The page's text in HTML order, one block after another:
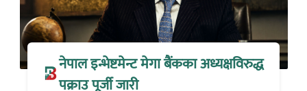
नेपाल इन्भेष्टमेन्ट मेगा बैंकका अध्यक्षविरुद्ध
पक्राउ पूर्जी जारी